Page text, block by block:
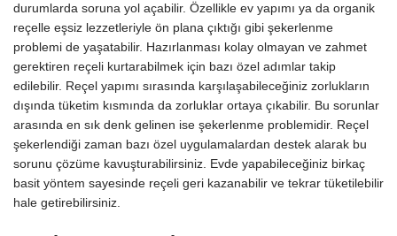
durumlarda soruna yol açabilir. Özellikle ev yapımı ya da organik
reçelle eşsiz lezzetleriyle ön plana çıktığı gibi şekerlenme
problemi de yaşatabilir. Hazırlanması kolay olmayan ve zahmet
gerektiren reçeli kurtarabilmek için bazı özel adımlar takip
edilebilir. Reçel yapımı sırasında karşılaşabileceğiniz zorlukların
dışında tüketim kısmında da zorluklar ortaya çıkabilir. Bu sorunlar
arasında en sık denk gelinen ise şekerlenme problemidir. Reçel
şekerlendiği zaman bazı özel uygulamalardan destek alarak bu
sorunu çözüme kavuşturabilirsiniz. Evde yapabileceğiniz birkaç
basit yöntem sayesinde reçeli geri kazanabilir ve tekrar tüketilebilir
hale getirebilirsiniz.